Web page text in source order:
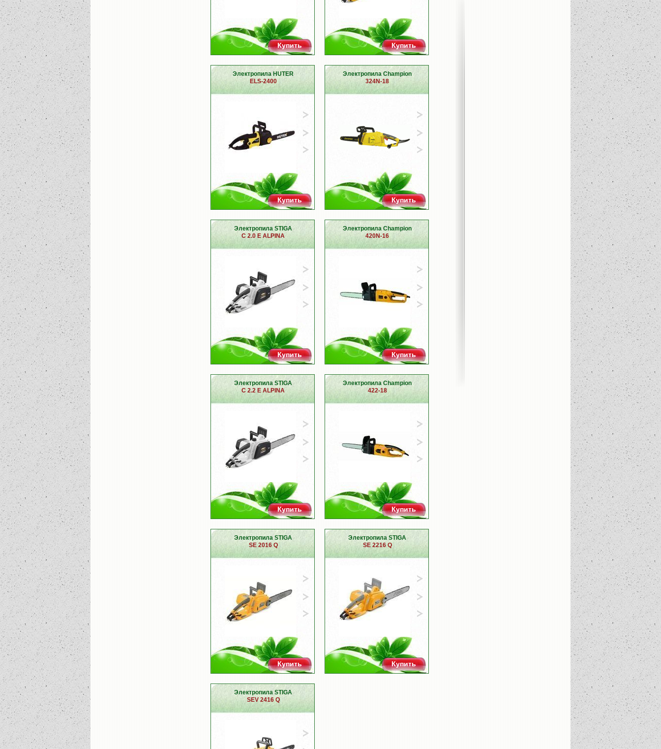
Купить Купить
Электропила HUTER
ELS-2400
Купить
Электропила Champion
324N-18
Купить
Электропила STIGA
C 2.0 E ALPINA
Купить
Электропила Champion
420N-16
Купить
Электропила STIGA
C 2.2 E ALPINA
Купить
Электропила Champion
422-18
Купить
Электропила STIGA
SE 2016 Q
Купить
Электропила STIGA
SE 2216 Q
Купить
Электропила STIGA
SEV 2416 Q